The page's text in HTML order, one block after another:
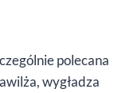
polecana
wygładza